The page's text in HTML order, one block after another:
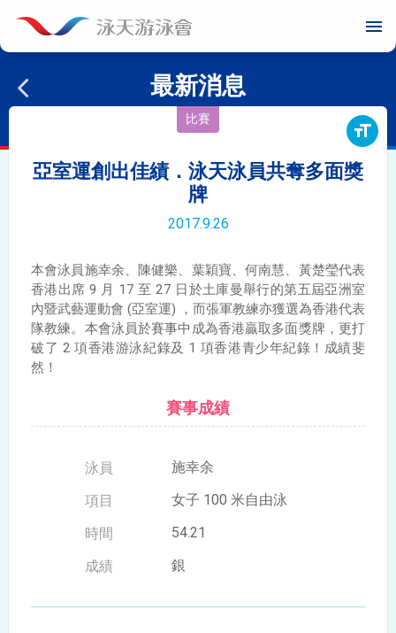
menu
最新消息
format_size
比賽
亞室運創出佳績．泳天泳員共奪多面獎
牌
2017.9.26
本會泳員施幸余、陳健樂、葉穎寶、何南慧、黃楚瑩代表
香港出席 9 月 17 至 27 日於土庫曼舉行的第五屆亞洲室
內暨武藝運動會 (亞室運) ，而張軍教練亦獲選為香港代表
隊教練。本會泳員於賽事中成為香港贏取多面獎牌，更打
破了 2 項香港游泳紀錄及 1 項香港青少年紀錄！成績斐
然！
賽事成績
施幸余
女子 100 米自由泳
54.21
銀